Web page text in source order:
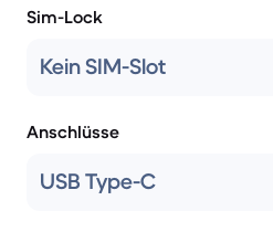
Sim-Lock
Kein SIM-Slot
Anschlüsse
USB Type-C